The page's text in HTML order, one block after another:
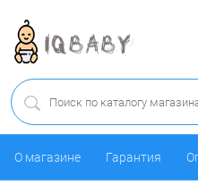
О магазине Гарантия